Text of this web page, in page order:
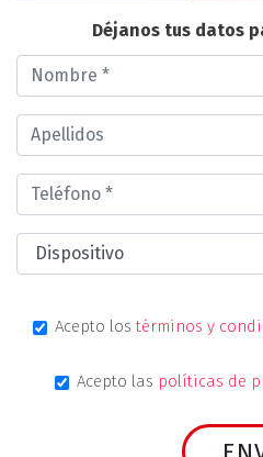
Déjanos tus datos
Acepto lostérminos y
Acepto las políticas de